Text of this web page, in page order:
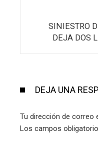
SINIESTRO
DEJA DOS
DEJA UNA
Tu dirección de correo
Los campos